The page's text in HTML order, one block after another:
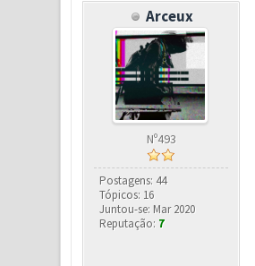
Arceux
Nº493
Postagens: 44
Tópicos: 16
Juntou-se: Mar 2020
Reputação: 7